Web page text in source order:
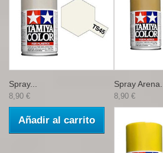
Spray...
8,90 €
Añadir al carrito
Spray Arena...
8,90 €